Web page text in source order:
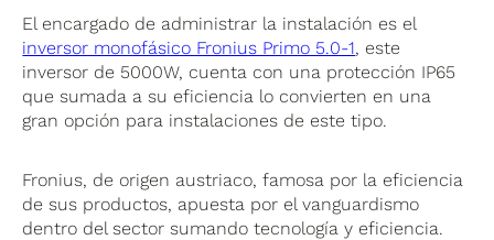
El encargado de administrar la instalación es el
inversor monofásico Fronius Primo 5.0-1, este
inversor de 5000W, cuenta con una protección IP65
que sumada a su eficiencia lo convierten en una
gran opción para instalaciones de este tipo.
Fronius, de origen austriaco, famosa por la eficiencia
de sus productos, apuesta por el vanguardismo
dentro del sector sumando tecnología y eficiencia.